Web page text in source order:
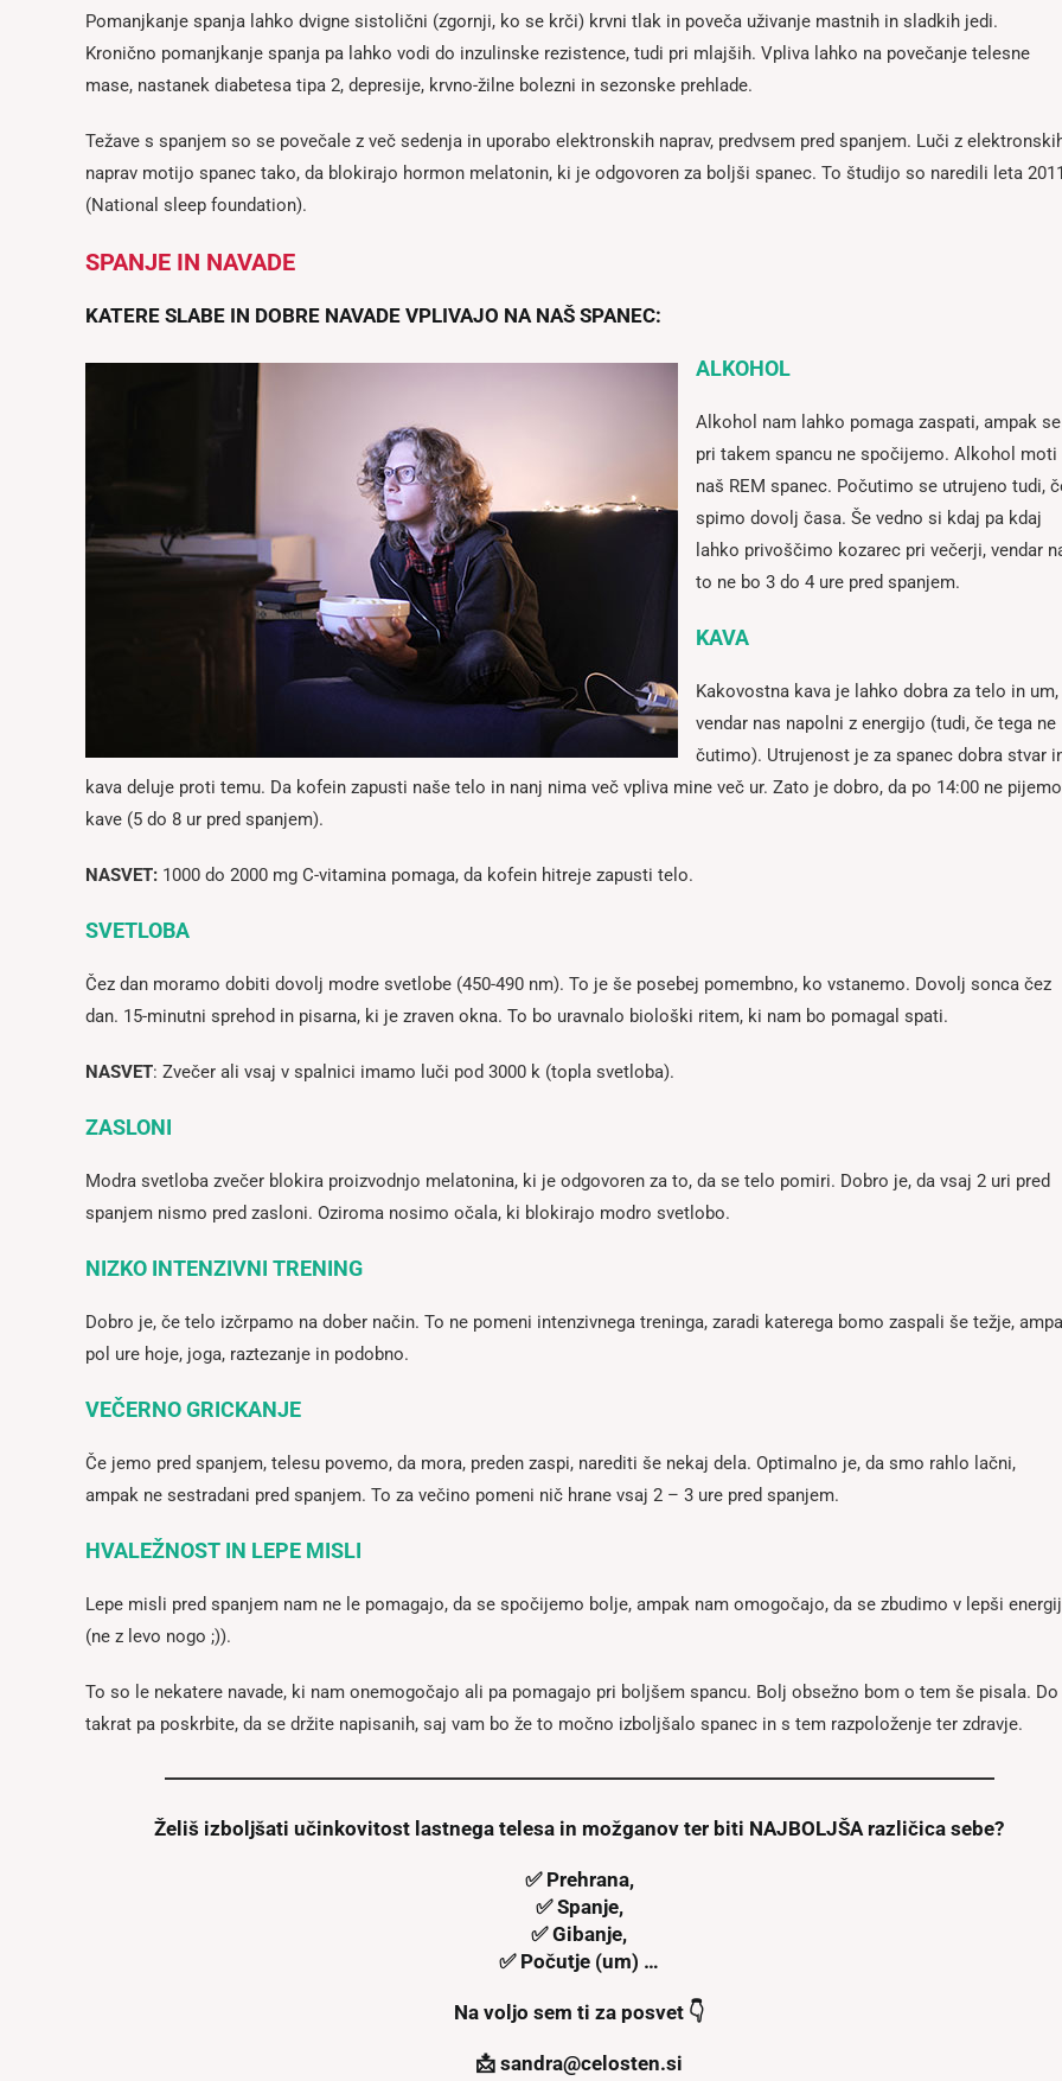
Pomanjkanje spanja lahko dvigne sistolični (zgornji, ko se krči) krvni tlak in poveča uživanje mastnih in sladkih jedi.
Kronično pomanjkanje spanja pa lahko vodi do inzulinske rezistence, tudi pri mlajših. Vpliva lahko na povečanje telesne
mase, nastanek diabetesa tipa 2, depresije, krvno-žilne bolezni in sezonske prehlade.
Težave s spanjem so se povečale z več sedenja in uporabo elektronskih naprav, predvsem pred spanjem. Luči z
naprav motijo spanec tako, da blokirajo hormon melatonin, ki je odgovoren za boljši spanec. To študijo so naredili leta
(National sleep foundation).
SPANJE IN NAVADE
KATERE SLABE IN DOBRE NAVADE VPLIVAJO NA NAŠ SPANEC:
ALKOHOL
Alkohol nam lahko pomaga zaspati, ampak se
pri takem spancu ne spočijemo. Alkohol moti
naš REM spanec. Počutimo se utrujeno tudi,
spimo dovolj časa. Še vedno si kdaj pa kdaj
lahko privoščimo kozarec pri večerji, vendar
to ne bo 3 do 4 ure pred spanjem.
KAVA
Kakovostna kava je lahko dobra za telo in um,
vendar nas napolni z energijo (tudi, če tega ne
čutimo). Utrujenost je za spanec dobra stvar
kava deluje proti temu. Da kofein zapusti naše telo in nanj nima več vpliva mine več ur. Zato je dobro, da po 14:00 ne pijemo
kave (5 do 8 ur pred spanjem).
NASVET: 1000 do 2000 mg C-vitamina pomaga, da kofein hitreje zapusti telo.
SVETLOBA
Čez dan moramo dobiti dovolj modre svetlobe (450-490 nm). To je še posebej pomembno, ko vstanemo. Dovolj sonca čez
dan. 15-minutni sprehod in pisarna, ki je zraven okna. To bo uravnalo biološki ritem, ki nam bo pomagal spati.
NASVET: Zvečer ali vsaj v spalnici imamo luči pod 3000 k (topla svetloba).
ZASLONI
Modra svetloba zvečer blokira proizvodnjo melatonina, ki je odgovoren za to, da se telo pomiri. Dobro je, da vsaj 2 uri pred
spanjem nismo pred zasloni. Oziroma nosimo očala, ki blokirajo modro svetlobo.
NIZKO INTENZIVNI TRENING
Dobro je, če telo izčrpamo na dober način. To ne pomeni intenzivnega treninga, zaradi katerega bomo zaspali še težje,
pol ure hoje, joga, raztezanje in podobno.
VEČERNO GRICKANJE
Če jemo pred spanjem, telesu povemo, da mora, preden zaspi, narediti še nekaj dela. Optimalno je, da smo rahlo lačni,
ampak ne sestradani pred spanjem. To za večino pomeni nič hrane vsaj 2 – 3 ure pred spanjem.
HVALEŽNOST IN LEPE MISLI
Lepe misli pred spanjem nam ne le pomagajo, da se spočijemo bolje, ampak nam omogočajo, da se zbudimo v lepši
(ne z levo nogo ;)).
To so le nekatere navade, ki nam onemogočajo ali pa pomagajo pri boljšem spancu. Bolj obsežno bom o tem še pisala. Do
takrat pa poskrbite, da se držite napisanih, saj vam bo že to močno izboljšalo spanec in s tem razpoloženje ter zdravje.
Želiš izboljšati učinkovitost lastnega telesa in možganov ter biti NAJBOLJŠA različica sebe?
✅ Prehrana,
✅ Spanje,
✅ Gibanje,
✅ Počutje (um) …
Na voljo sem ti za posvet 👇
📩 sandra@celosten.si